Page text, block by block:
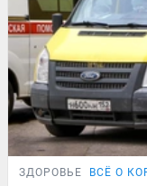
ЗДОРОВЬЕ ВСЁ О